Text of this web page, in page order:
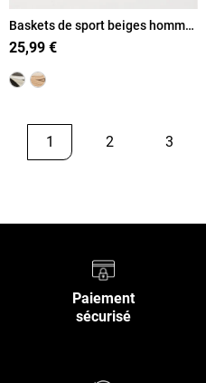
Baskets de sport beiges homme
(40-46)
25,99 €
1 2 3
Paiement
sécurisé